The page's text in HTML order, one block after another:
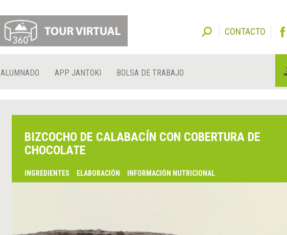
CONTACTO
ALUMNADO APP JANTOKI BOLSA DE TRABAJO
BIZCOCHO DE CALABACÍN CON COBERTURA DE
CHOCOLATE
INGREDIENTES ELABORACIÓN INFORMACIÓN NUTRICIONAL